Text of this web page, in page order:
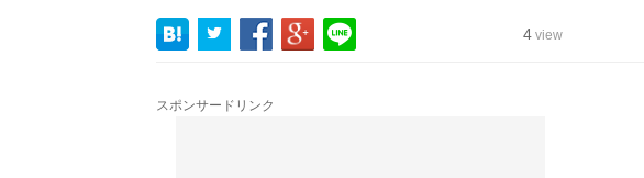
4 view
スポンサードリンク